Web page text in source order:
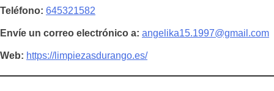
Teléfono 645321582
Envíe un correo electrónico a angelika15.1997@gmail.com
Web https://limpiezasdurango.es/